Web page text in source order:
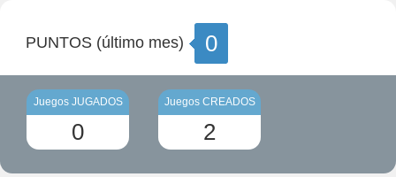
PUNTOS (último mes) 0
Juegos JUGADOS
0
Juegos CREADOS
2